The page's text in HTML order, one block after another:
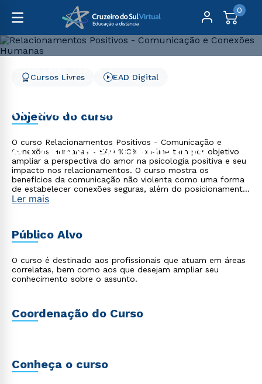
0
Relacionamentos Positivos - Comunicação e Conexões
Relacionamentos
Positivos - Comunicação
e Conexões Humanas
Cursos Livres EAD Digital
Objetivo do curso
O curso Relacionamentos Positivos - Comunicação e
Conexões Humanas - EAD 100% on-line tem por objetivo
ampliar a perspectiva do amor na psicologia positiva e seu
impacto nos relacionamentos. O curso mostra os
benefícios da comunicação não violenta como uma forma
de estabelecer conexões seguras, além do posicionamento
com autenticidade e empatia, contribuindo com sua
Ler mais
Público Alvo
O curso é destinado aos profissionais que atuam em áreas
correlatas, bem como aos que desejam ampliar seu
conhecimento sobre o assunto.
Coordenação do Curso
Conheça o curso